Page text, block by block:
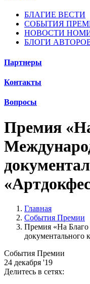
БЛАГИЕ ВЕСТИ
СОБЫТИЯ
НОВОСТИ
БЛОГИ
Партнеры
Контакты
Вопросы
Премия
Главная
События Премии
Премия «На
документального
События Премии
24 декабря '19
Делитесь в сетях: